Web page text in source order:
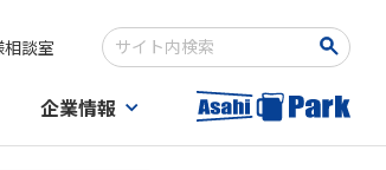
相談室
検索キーワード入力
企業情報